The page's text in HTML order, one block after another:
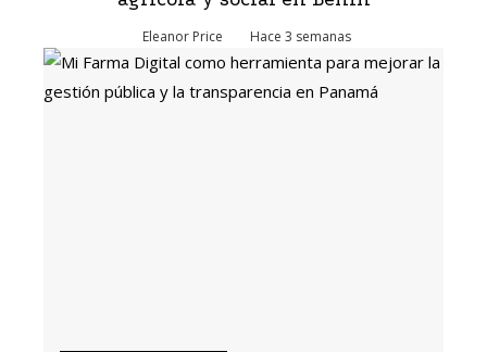
Eleanor Price Hace 3 semanas